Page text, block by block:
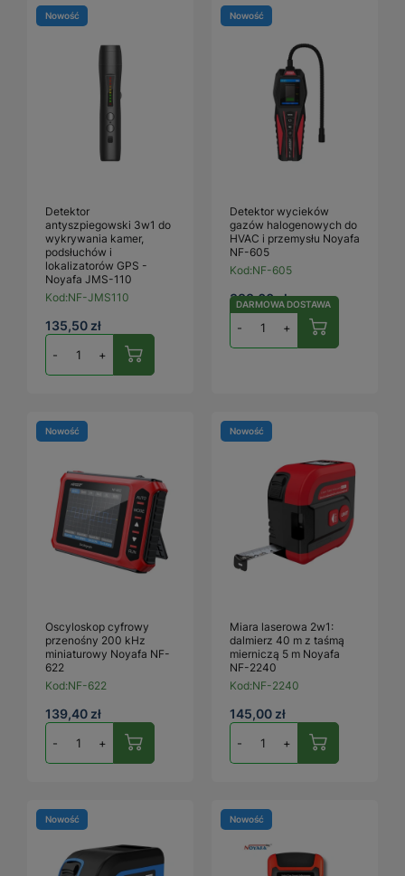
Nowość
Detektor
antyszpiegowski 3w1 do
wykrywania kamer,
podsłuchów i
lokalizatorów GPS -
Noyafa JMS-110
Kod:NF-JMS110
135,50 zł
- +
Nowość
Detektor wycieków
gazów halogenowych do
HVAC i przemysłu Noyafa
NF-605
Kod:NF-605
383,60 zł
- +
DARMOWA DOSTAWA
Nowość
Oscyloskop cyfrowy
przenośny 200 kHz
miniaturowy Noyafa NF-
622
Kod:NF-622
139,40 zł
- +
Nowość
Miara laserowa 2w1:
dalmierz 40 m z taśmą
mierniczą 5 m Noyafa
NF-2240
Kod:NF-2240
145,00 zł
- +
Nowość Nowość